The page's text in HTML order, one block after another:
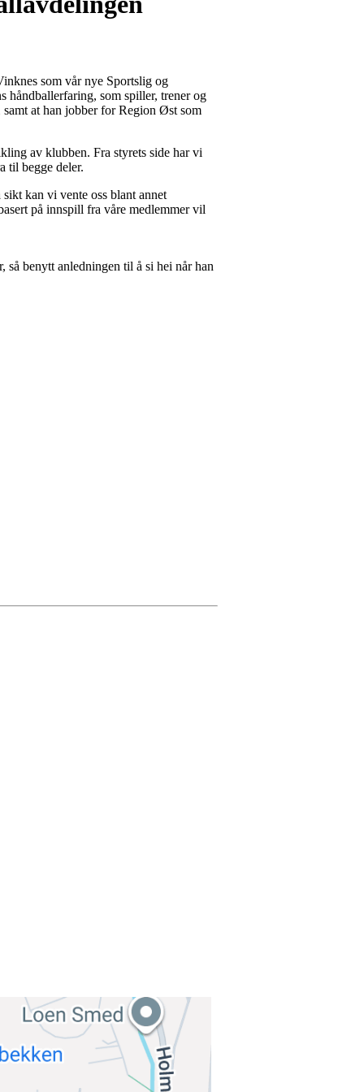
som vår nye Sportslig og
håndballerfaring, som spiller, trener og
at han jobber for Region Øst som
av klubben. Fra styrets side har vi
til begge deler.
kan vi vente oss blant annet
på innspill fra våre medlemmer vil
benytt anledningen til å si hei når han